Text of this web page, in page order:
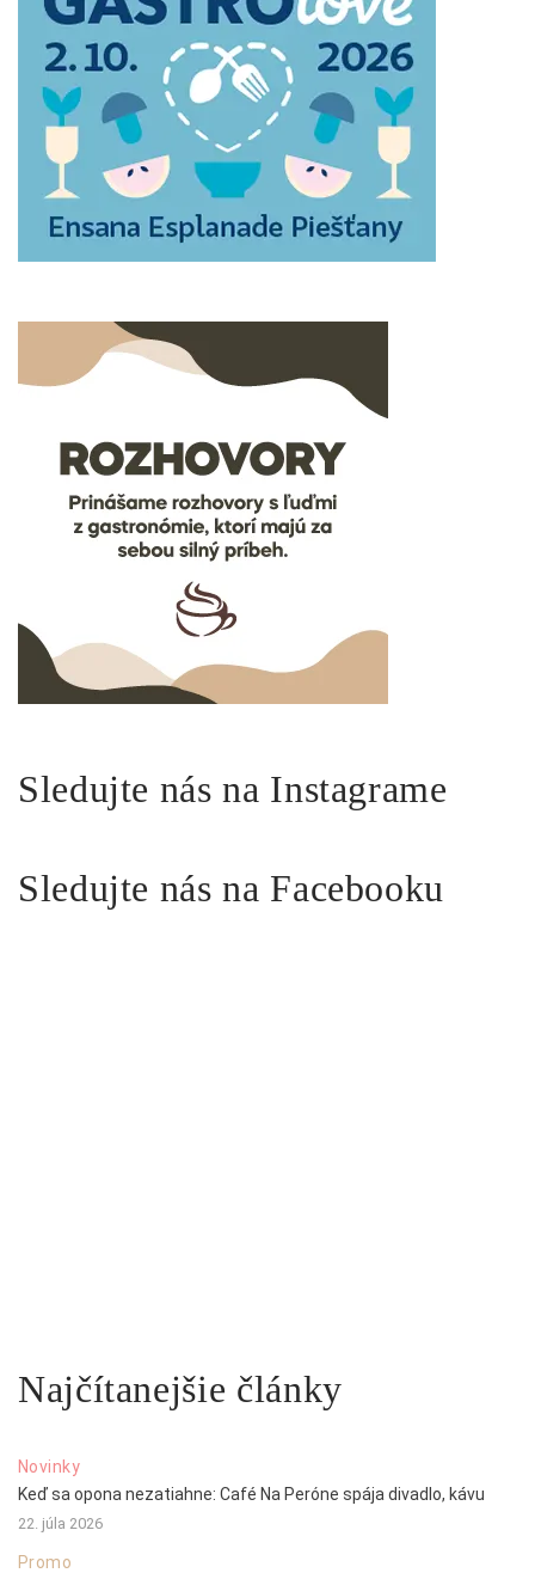
Sledujte nás na Instagrame
Sledujte nás na Facebooku
Najčítanejšie články
Novinky
Keď sa opona nezatiahne: Café Na Peróne spája divadlo, kávu
22. júla 2026
Promo